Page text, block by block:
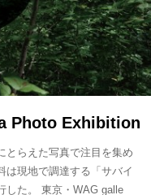
Photo Exhibition
とらえた写真で注目を集め
は現地で調達する「サバイ
した。 東京・WAG galle